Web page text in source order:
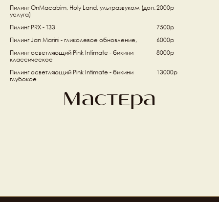
Пилинг OnMacabim, Holy Land, ультразвуком (доп.
услуга)
2000р
Пилинг PRX - T33
7500р
Пилинг Jan Marini - гликолевое обновление,
6000р
Пилинг осветляющий Pink Intimate - бикини
классическое
8000р
Пилинг осветляющий Pink Intimate - бикини
глубокое
13000р
Мастера